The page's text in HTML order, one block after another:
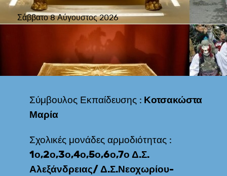
Σάββατο 8 Αύγουστος 2026
Σύμβουλος Εκπαίδευσης : Κοτσακώστα
Μαρία
Σχολικές μονάδες αρμοδιότητας :
1ο,2ο,3ο,4ο,5ο,6ο,7ο Δ.Σ.
Αλεξάνδρειας/ Δ.Σ.Νεοχωρίου-